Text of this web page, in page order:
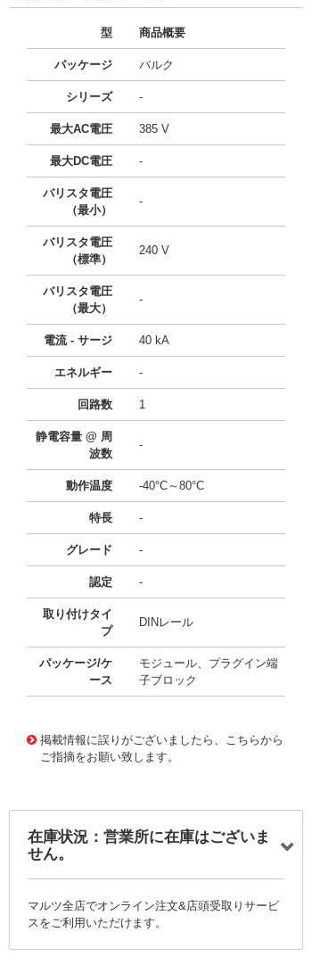
型 商品概要
パッケージ バルク
シリーズ -
最大AC電圧 385 V
最大DC電圧 -
バリスタ電圧
（最小）
-
バリスタ電圧
（標準）
240 V
バリスタ電圧
（最大）
-
電流 - サージ 40 kA
エネルギー -
回路数 1
静電容量 @ 周
波数
-
動作温度 -40°C～80°C
特長 -
グレード -
認定 -
取り付けタイ
プ
DINレール
パッケージ/ケ
ース
モジュール、プラグイン端
子ブロック
掲載情報に誤りがございましたら、こちらから
ご指摘をお願い致します。
在庫状況：営業所に在庫はございま
せん。
マルツ全店でオンライン注文&店頭受取りサービ
スをご利用いただけます。